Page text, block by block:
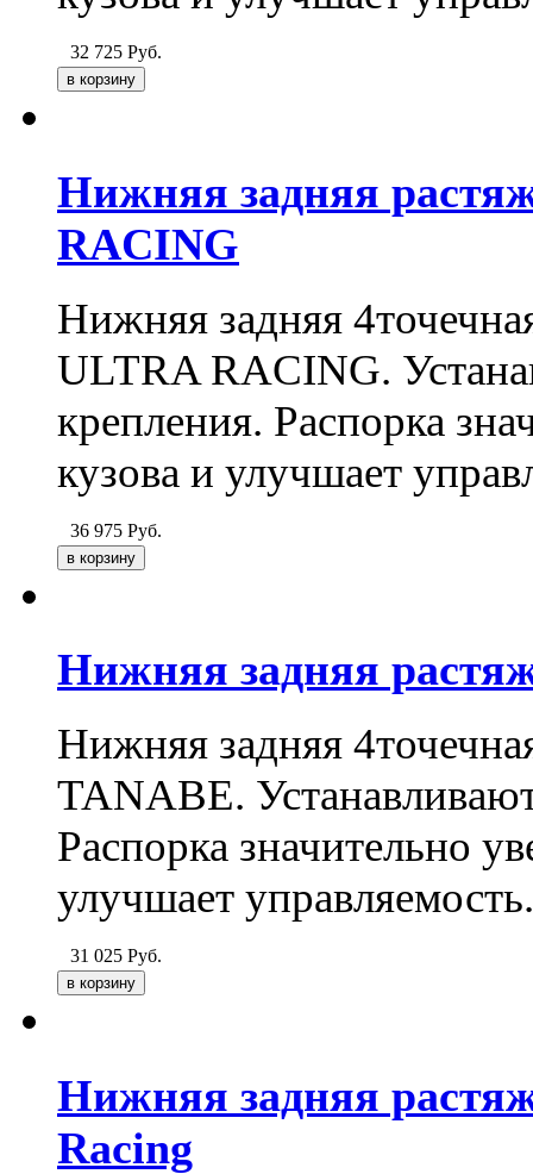
32 725 Руб.
Нижняя задняя
RACING
Нижняя задняя
ULTRA RACING.
крепления. Распорка
кузова и улучшает
36 975 Руб.
Нижняя задняя
Нижняя задняя
TANABE.
Распорка значительно
улучшает управляемость.
31 025 Руб.
Нижняя задняя
Racing